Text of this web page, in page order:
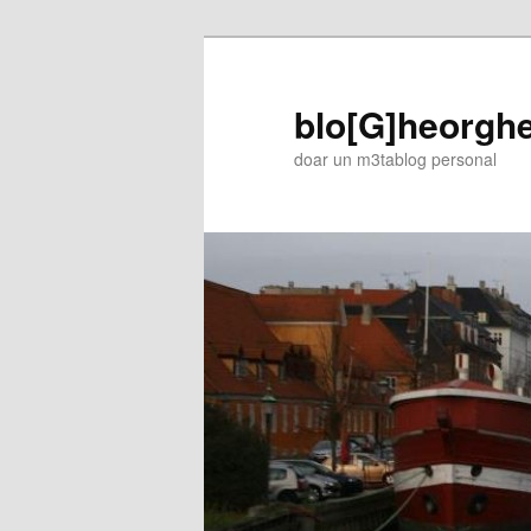
doar un m3tablog personal